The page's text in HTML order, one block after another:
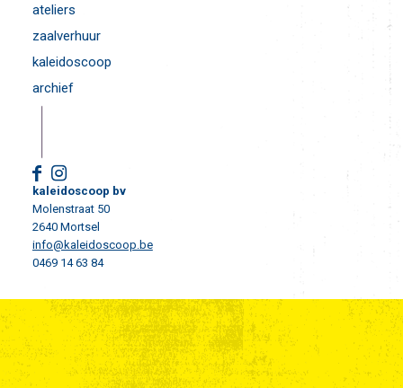
ateliers
zaalverhuur
kaleidoscoop
archief
kaleidoscoop bv
Molenstraat 50
2640 Mortsel
info@kaleidoscoop.be
0469 14 63 84